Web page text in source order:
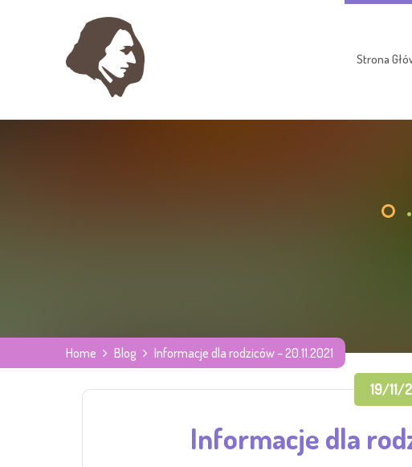
Strona
Home Blog Informacje dla rodziców – 20.11.2021
19/11/
Informacje dla